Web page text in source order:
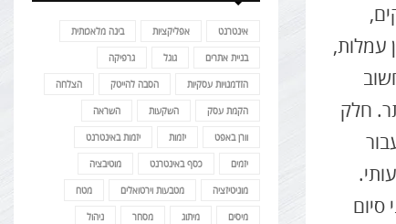
עמלות,
חלק
סיום
אינטרנט אפליקציות בינה מלאכותית
בניית אתרים גוגל גרפיקה
הזדמנויות עסקיות הסבה להייטק הצלחה
הקמת עסק השקעות השראה
וורן באפט יזמות יזמות באינטרנט
יזמים כסף באינטרנט מוטיבציה
מוניטיזציה מטבעות וירטואלים מטח
מיסים מיתוג מסחר ניהול